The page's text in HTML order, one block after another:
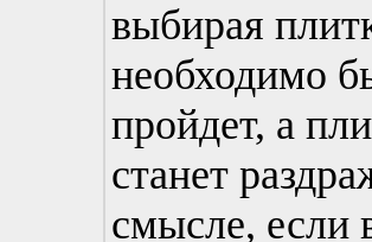
выбирая
необходимо
пройдет, а
станет
смысле, если